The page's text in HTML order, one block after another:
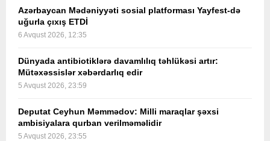
Azərbaycan Mədəniyyəti sosial platforması Yayfest-də
uğurla çıxış ETDİ
6 Avqust 2026, 12:35
Dünyada antibiotiklərə davamlılıq təhlükəsi artır:
Mütəxəssislər xəbərdarlıq edir
5 Avqust 2026, 23:59
Deputat Ceyhun Məmmədov: Milli maraqlar şəxsi
ambisiyalara qurban verilməməlidir
5 Avqust 2026, 23:55